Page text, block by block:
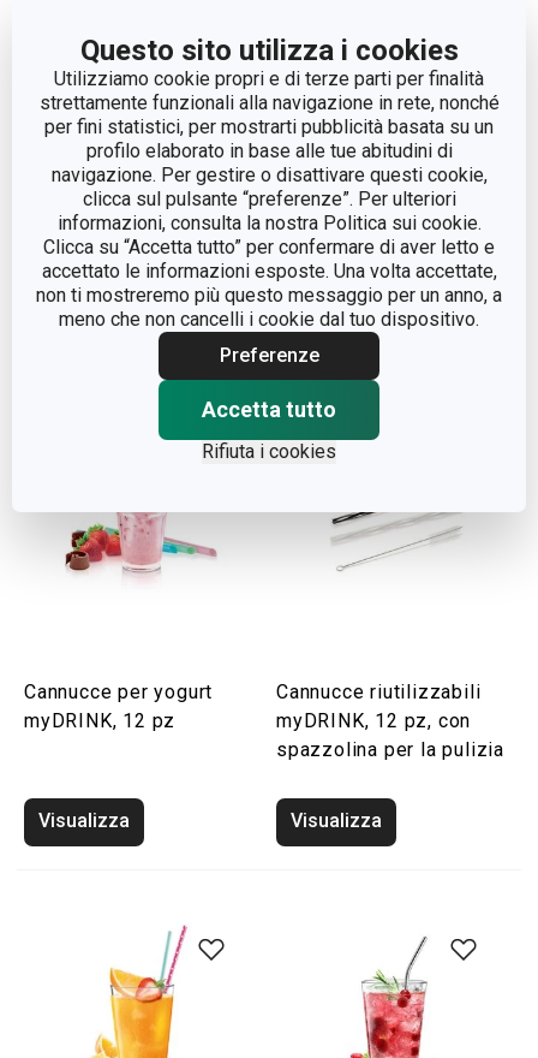
Questo sito utilizza i cookies
Utilizziamo cookie propri e di terze parti per finalità
strettamente funzionali alla navigazione in rete, nonché
per fini statistici, per mostrarti pubblicità basata su un
profilo elaborato in base alle tue abitudini di
navigazione. Per gestire o disattivare questi cookie,
clicca sul pulsante “preferenze”. Per ulteriori
informazioni, consulta la nostra Politica sui cookie.
Clicca su “Accetta tutto” per confermare di aver letto e
accettato le informazioni esposte. Una volta accettate,
non ti mostreremo più questo messaggio per un anno, a
meno che non cancelli i cookie dal tuo dispositivo.
Preferenze
Accetta tutto
Rifiuta i cookies
Cannucce per bevande
myDRINK, con snodo
lungo, 40 pz
Visualizza
Cannucce per bevande
myDRINK, con
miscelatore, 24 pz
Visualizza
Cannucce per yogurt
myDRINK, 12 pz
Visualizza
Cannucce riutilizzabili
myDRINK, 12 pz, con
spazzolina per la pulizia
Visualizza